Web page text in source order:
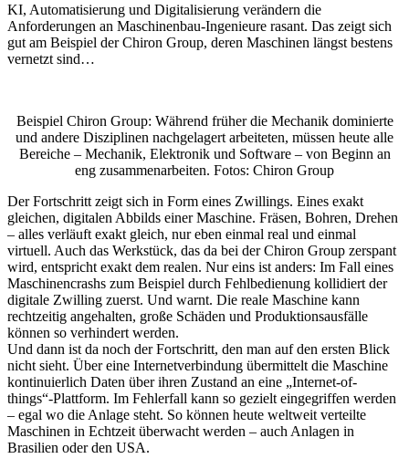
KI, Automatisierung und Digitalisierung verändern die
Anforderungen an Maschinenbau-Ingenieure rasant. Das zeigt sich
gut am Beispiel der Chiron Group, deren Maschinen längst bestens
vernetzt sind…
Beispiel Chiron Group: Während früher die Mechanik dominierte
und andere Disziplinen nachgelagert arbeiteten, müssen heute alle
Bereiche – Mechanik, Elektronik und Software – von Beginn an
eng zusammenarbeiten. Fotos: Chiron Group
Der Fortschritt zeigt sich in Form eines Zwillings. Eines exakt
gleichen, digitalen Abbilds einer Maschine. Fräsen, Bohren, Drehen
– alles verläuft exakt gleich, nur eben einmal real und einmal
virtuell. Auch das Werkstück, das da bei der Chiron Group zerspant
wird, entspricht exakt dem realen. Nur eins ist anders: Im Fall eines
Maschinencrashs zum Beispiel durch Fehlbedienung kollidiert der
digitale Zwilling zuerst. Und warnt. Die reale Maschine kann
rechtzeitig angehalten, große Schäden und Produktionsausfälle
können so verhindert werden.
Und dann ist da noch der Fortschritt, den man auf den ersten Blick
nicht sieht. Über eine Internetverbindung übermittelt die Maschine
kontinuierlich Daten über ihren Zustand an eine „Internet-of-
things“-Plattform. Im Fehlerfall kann so gezielt eingegriffen werden
– egal wo die Anlage steht. So können heute weltweit verteilte
Maschinen in Echtzeit überwacht werden – auch Anlagen in
Brasilien oder den USA.